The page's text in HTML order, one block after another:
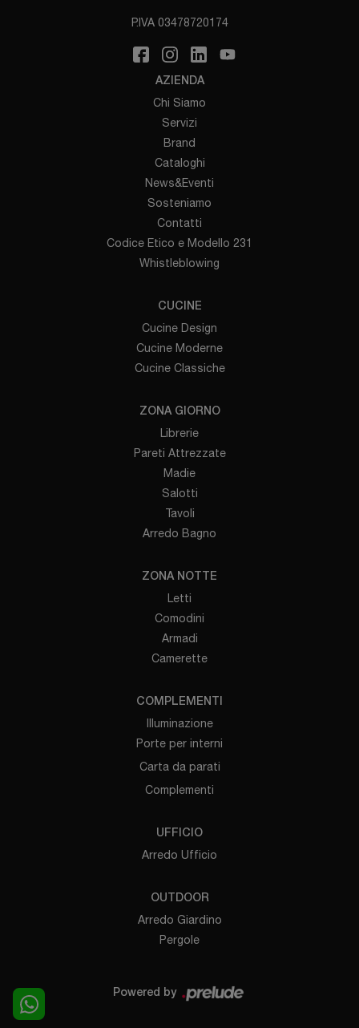
P.IVA 03478720174
AZIENDA
Chi Siamo
Servizi
Brand
Cataloghi
News&Eventi
Sosteniamo
Contatti
Codice Etico e Modello 231
Whistleblowing
CUCINE
Cucine Design
Cucine Moderne
Cucine Classiche
ZONA GIORNO
Librerie
Pareti Attrezzate
Madie
Salotti
Tavoli
Arredo Bagno
ZONA NOTTE
Letti
Comodini
Armadi
Camerette
COMPLEMENTI
Illuminazione
Porte per interni
Carta da parati
Complementi
UFFICIO
Arredo Ufficio
OUTDOOR
Arredo Giardino
Pergole
Powered by